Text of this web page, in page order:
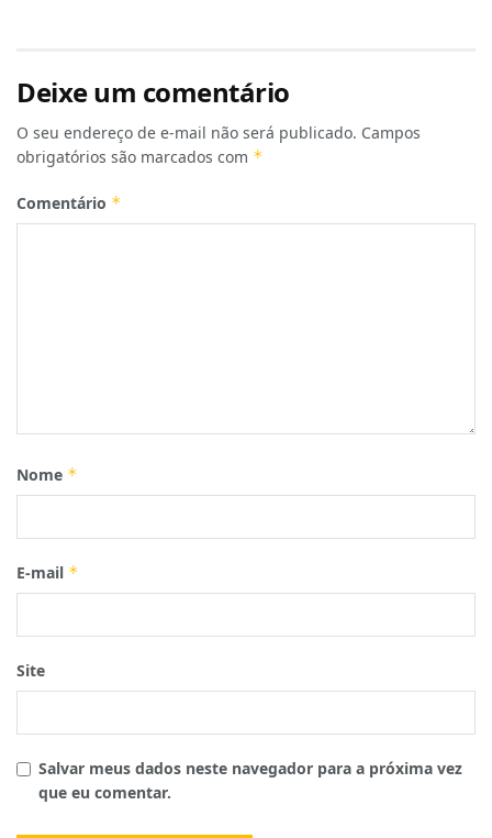
Deixe um comentário
O seu endereço de e-mail não será publicado. Campos
obrigatórios são marcados com *
Comentário *
Nome *
E-mail *
Site
Salvar meus dados neste navegador para a próxima vez
que eu comentar.